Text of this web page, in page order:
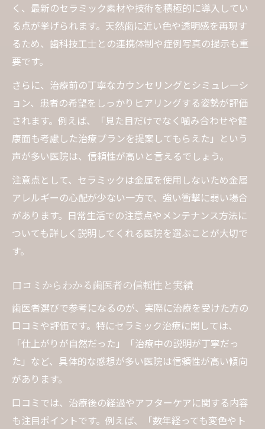
セラミック治療の期間と流れを徹底解説
駅近歯医者の利便性がもたらす安心感
治療中も通いやすい歯医者を選ぶポイント
く、最新のセラミック素材や技術を積極的に導入してい
る点が挙げられます。天然歯に近い色や透明感を再現す
るため、歯科技工士との連携体制や症例写真の提示も重
要です。
さらに、治療前の丁寧なカウンセリングとシミュレーシ
ョン、患者の希望をしっかりヒアリングする姿勢が評価
されます。例えば、「見た目だけでなく噛み合わせや健
康面も考慮した治療プランを提案してもらえた」という
声が多い医院は、信頼性が高いと言えるでしょう。
注意点として、セラミックは金属を使用しないため金属
アレルギーの心配が少ない一方で、強い衝撃に弱い場合
があります。日常生活での注意点やメンテナンス方法に
ついても詳しく説明してくれる医院を選ぶことが大切で
す。
口コミからわかる歯医者の信頼性と実績
歯医者選びで参考になるのが、実際に治療を受けた方の
口コミや評価です。特にセラミック治療に関しては、
「仕上がりが自然だった」「治療中の説明が丁寧だっ
た」など、具体的な感想が多い医院は信頼性が高い傾向
があります。
口コミでは、治療後の経過やアフターケアに関する内容
も注目ポイントです。例えば、「数年経っても変色やト